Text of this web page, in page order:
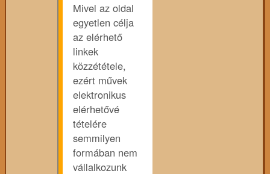
Mivel az oldal
egyetlen célja
az elérhető
linkek
közzététele,
ezért művek
elektronikus
elérhetővé
tételére
semmilyen
formában nem
vállalkozunk